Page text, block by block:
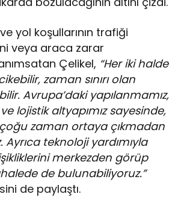
yol koşullarının trafiği
veya araca zarar
Çelikel, “Her iki halde
zaman sınırı olan
Avrupa’daki yapılanmamız,
lojistik altyapımız sayesinde,
çoğu zaman ortaya çıkmadan
teknoloji yardımıyla
merkezden görüp
de bulunabiliyoruz.”
de paylaştı.